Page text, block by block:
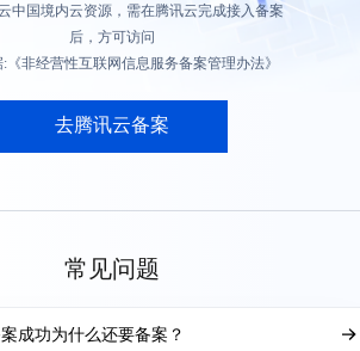
中国境内云资源，需在腾讯云完成接入备案
后，方可访问
《非经营性互联网信息服务备案管理办法》
去腾讯云备案
常见问题
成功为什么还要备案？